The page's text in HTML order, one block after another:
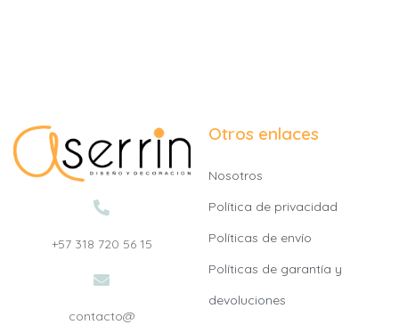
+57 318 720 56 15
contacto@
Otros enlaces
Nosotros
Política de privacidad
Políticas de envío
Políticas de garantía y
devoluciones